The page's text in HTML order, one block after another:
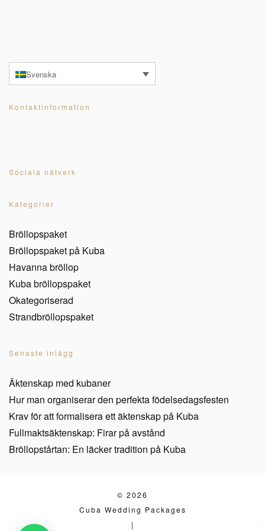
Svenska
Kontaktinformation
Sociala nätverk
Kategorier
Bröllopspaket
Bröllopspaket på Kuba
Havanna bröllop
Kuba bröllopspaket
Okategoriserad
Strandbröllopspaket
Senaste inlägg
Äktenskap med kubaner
Hur man organiserar den perfekta födelsedagsfesten
Krav för att formalisera ett äktenskap på Kuba
Fullmaktsäktenskap: Firar på avstånd
Bröllopstårtan: En läcker tradition på Kuba
© 2026
Cuba Wedding Packages
|